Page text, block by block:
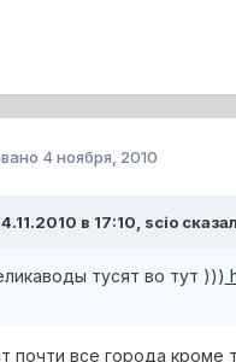
4 ноября, 2010
в 17:10, scio
тусят во тут )))
почти все города